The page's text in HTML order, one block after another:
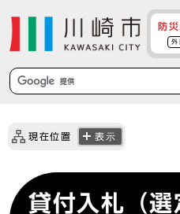
防
外
現在位置 表示
貸付入札（